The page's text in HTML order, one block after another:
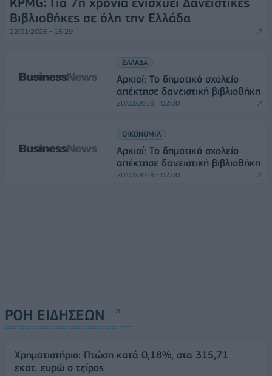
Βιβλιοθήκες σε όλη την Ελλάδα
22/01/2026 - 16:29
ΕΛΛΑΔΑ
Αρκιοί: Το δημοτικό σχολείο
απέκτησε δανειστική βιβλιοθήκη
20/02/2019 - 02:00
ΟΙΚΟΝΟΜΙΑ
Αρκιοί: Το δημοτικό σχολείο
απέκτησε δανειστική βιβλιοθήκη
20/02/2019 - 02:00
ΡΟΗ ΕΙΔΗΣΕΩΝ
Χρηματιστήριο: Πτώση κατά 0,18%, στα 315,71
εκατ. ευρώ ο τζίρος